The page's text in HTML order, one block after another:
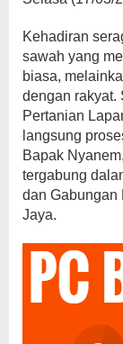
Kehadiran
sawah yang
biasa,
dengan rakyat.
Pertanian
langsung
Bapak
tergabung
dan Gabungan
Jaya.